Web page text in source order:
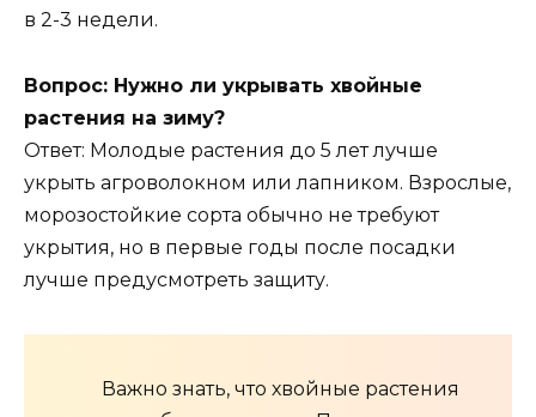
в 2-3 недели.
Вопрос: Нужно ли укрывать хвойные
растения на зиму?
Ответ: Молодые растения до 5 лет лучше
укрыть агроволокном или лапником. Взрослые,
морозостойкие сорта обычно не требуют
укрытия, но в первые годы после посадки
лучше предусмотреть защиту.
Важно знать, что хвойные растения